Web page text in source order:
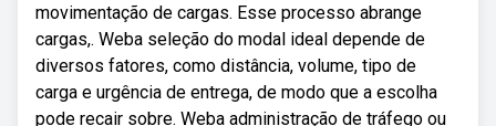
movimentação de cargas. Esse processo abrange
cargas,. Weba seleção do modal ideal depende de
diversos fatores, como distância, volume, tipo de
carga e urgência de entrega, de modo que a escolha
pode recair sobre. Weba administração de tráfego ou